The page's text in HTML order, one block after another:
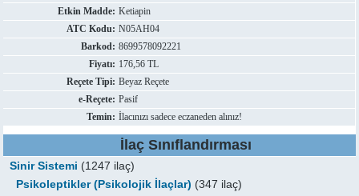
Etkin Madde: Ketiapin
ATC Kodu: N05AH04
Barkod: 8699578092221
Fiyatı: 176,56 TL
Reçete Tipi: Beyaz Reçete
e-Reçete: Pasif
Temin: İlacınızı sadece eczaneden alınız!
İlaç Sınıflandırması
Sinir Sistemi (1247 ilaç)
Psikoleptikler (Psikolojik İlaçlar) (347 ilaç)